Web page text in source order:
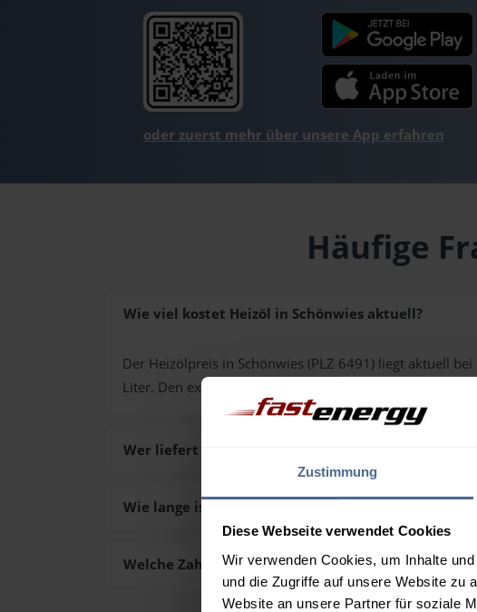
Zustimmung
Diese Webseite verwendet Cookies
Wir verwenden Cookies, um Inhalte
und die Zugriffe auf unsere Website zu
Website an unsere Partner für soziale
oder zuerst mehr über unsere App erfahren
Häufige
Wie viel kostet Heizöl in Schönwies aktuell?
Der Heizölpreis in Schönwies (PLZ 6491) liegt aktuell bei
Liter. Den exakten Preis für Ihre Wunschmenge erhalten
Wer liefert das Heizöl in Schönwies aus?
Wie lange ist die Lieferzeit des Heizöls in Schönwies?
Welche Zahlungsarten gibt es?